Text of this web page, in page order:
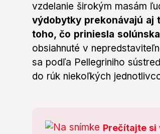
vzdelanie širokým masám
výdobytky prekonávajú aj
toho, čo priniesla
obsiahnuté v
sa podľa Pellegriniho
do rúk niekoľkých
Prečítajte si